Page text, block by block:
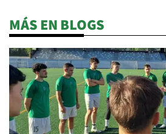
MÁS EN BLOGS